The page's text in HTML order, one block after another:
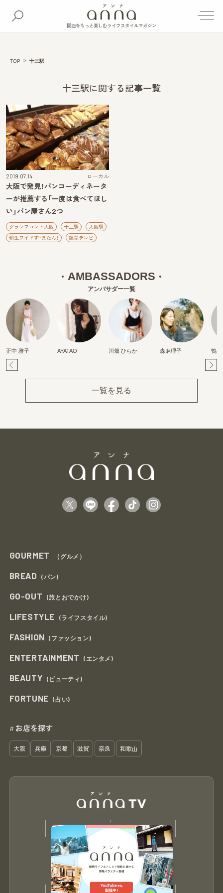
関西をもっと楽しむライフスタイルマガジン
TOP 十三駅
十三駅に関する記事一覧
2019.07.14 ローカル
大阪で発見！パンコーディネータ
ーが推薦する「一度は食べてほし
い」パン屋さん2つ
グランフロント大阪 十三駅
大阪駅
朝生ワイドす・またん！
読売テレビ
AMBASSADORS
アンバサダー一覧
正中 雅子 AYATAO 川畑 ひらか 森麻理子 鴨川
一覧を見る
GOURMET （グルメ）
BREAD (パン)
GO-OUT (旅とおでかけ)
LIFESTYLE (ライフスタイル)
FASHION (ファッション)
ENTERTAINMENT (エンタメ)
BEAUTY (ビューティ)
FORTUNE (占い)
# お店を探す
大阪 兵庫 京都 滋賀 奈良 和歌山